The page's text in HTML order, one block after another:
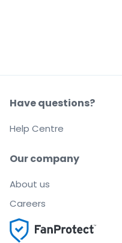
Our company
About us
Careers
Have questions?
Help Centre